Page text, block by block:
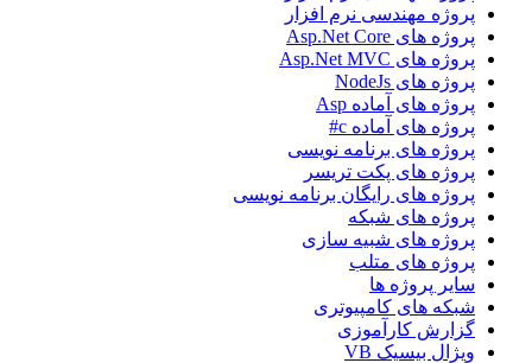
پروژه مهندسی نرم افزار
پروژه های Asp.Net Core
پروژه های Asp.Net MVC
پروژه های NodeJs
پروژه های آماده Asp
پروژه های آماده c#
پروژه های برنامه نویسی
پروژه های پکت تریسر
پروژه های رایگان برنامه نویسی
پروژه های شبکه
پروژه های شبیه سازی
پروژه های متلب
سایر پروژه ها
شبکه های کامپیوتری
گزارش کارآموزی
ویژال بیسیک VB